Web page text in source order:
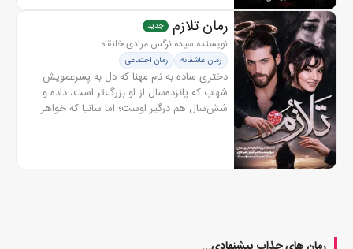
رمان تلازم جدید
نویسنده سیده نرگس مرادی خانقاه
رمان عاشقانه رمان اجتماعی
دختری ساده به نام مهنا که دل به پسرعمویش
شهاب که پانزده‌سال از او بزرگ‌تر است، داده و
شش‌سال هم درگیر اوست؛ اما سانیا که خواهر